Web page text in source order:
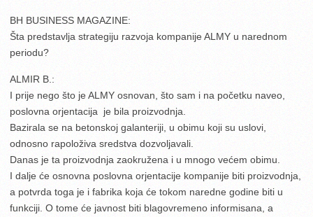
BH BUSINESS MAGAZINE:
Šta predstavlja strategiju razvoja kompanije ALMY u narednom
periodu?
ALMIR B.:
I prije nego što je ALMY osnovan, što sam i na početku naveo,
poslovna orjentacija je bila proizvodnja.
Bazirala se na betonskoj galanteriji, u obimu koji su uslovi,
odnosno rapoloživa sredstva dozvoljavali.
Danas je ta proizvodnja zaokružena i u mnogo većem obimu.
I dalje će osnovna poslovna orjentacije kompanije biti proizvodnja,
a potvrda toga je i fabrika koja će tokom naredne godine biti u
funkciji. O tome će javnost biti blagovremeno informisana, a